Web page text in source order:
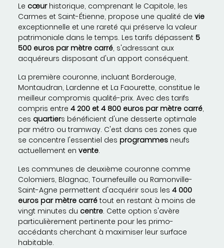
Le cœurhistorique, comprenant le Capitole, les
Carmes et Saint-Étienne, propose une qualité de vie
exceptionnelle et une rareté qui préserve la valeur
patrimoniale dans le temps. Les tarifs dépassent 5
500 euros par mètre carré, s'adressant aux
acquéreurs disposant d'un apport conséquent.
La première couronne, incluant Borderouge,
Montaudran, Lardenne et La Faourette, constitue le
meilleur compromis qualité-prix. Avec des tarifs
compris entre 4 200 et 4 800 euros par mètre carré,
ces quartiers bénéficient d'une desserte optimale
par métro ou tramway. C'est dans ces zones que
se concentre l'essentiel des programmes neufs
actuellement en vente.
Les communes de deuxième couronne comme
Colomiers, Blagnac, Tournefeuille ou Ramonville-
Saint-Agne permettent d'acquérir sous les 4 000
euros par mètre carrétout en restant à moins de
vingt minutes du centre. Cette option s'avère
particulièrement pertinente pour les primo-
accédants cherchant à maximiser leur surface
habitable.